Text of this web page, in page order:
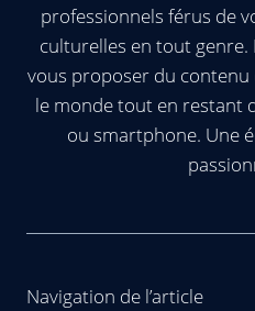
professionnels férus de
culturelles en tout genre.
vous proposer du
le monde tout en restant
ou smartphone. Une
Navigation de l’article